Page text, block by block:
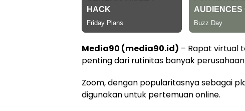
Media90 (media90.id) – Rapat virtual
penting dari rutinitas banyak perusahaan
Zoom, dengan popularitasnya sebagai
digunakan untuk pertemuan online.